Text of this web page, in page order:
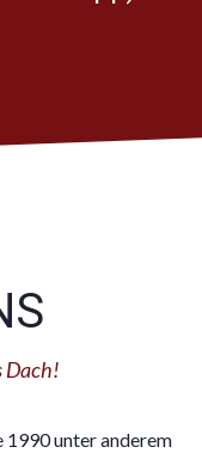
Dach!
1990 unter anderem